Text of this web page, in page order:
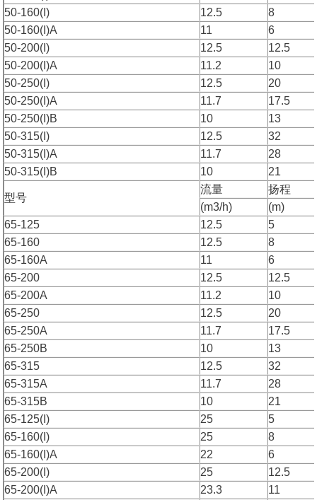
50-160(I)
12.5
8
50-160(I)A
11
6
50-200(I)
12.5
12.5
50-200(I)A
11.2
10
50-250(I)
12.5
20
50-250(I)A
11.7
17.5
50-250(I)B
10
13
50-315(I)
12.5
32
50-315(I)A
11.7
28
50-315(I)B
10 21
型号
流量
扬程
(m3/h)
(m)
65-125
12.5
5
65-160
12.5
8
65-160A
11
6
65-200
12.5
12.5
65-200A
11.2
10
65-250
12.5
20
65-250A
11.7
17.5
65-250B
10
13
65-315
12.5
32
65-315A
11.7
28
65-315B
10
21
65-125(I)
25
5
65-160(I)
25
8
65-160(I)A
22
6
65-200(I)
25
12.5
65-200(I)A
23.3
11